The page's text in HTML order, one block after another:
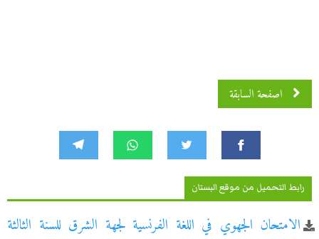
اصفحة السابقة
رابط التحميل من موقع البستان
الامتحان الجهوي في اللغة الفرنسية لجهة الشرق للسنة الثالثة